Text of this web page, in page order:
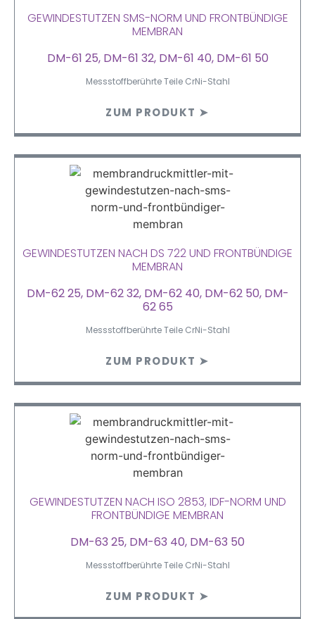
GEWINDESTUTZEN SMS-NORM UND FRONTBÜNDIGE
MEMBRAN
DM-61 25, DM-61 32, DM-61 40, DM-61 50
Messstoffberührte Teile CrNi-Stahl
ZUM PRODUKT ➤
GEWINDESTUTZEN NACH DS 722 UND FRONTBÜNDIGE
MEMBRAN
DM-62 25, DM-62 32, DM-62 40, DM-62 50, DM-
62 65
Messstoffberührte Teile CrNi-Stahl
ZUM PRODUKT ➤
GEWINDESTUTZEN NACH ISO 2853, IDF-NORM UND
FRONTBÜNDIGE MEMBRAN
DM-63 25, DM-63 40, DM-63 50
Messstoffberührte Teile CrNi-Stahl
ZUM PRODUKT ➤